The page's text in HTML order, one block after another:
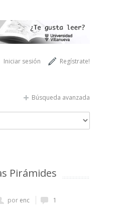
Regístrate!
Iniciar sesión
Búsqueda avanzada
Pirámides
por enc
1